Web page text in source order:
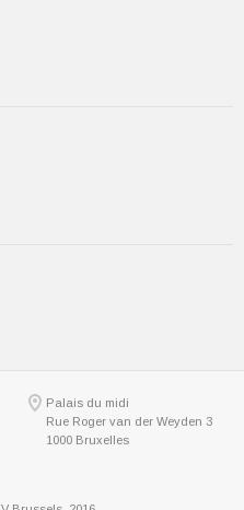
Palais du midi
Rue Roger van der Weyden 3
1000 Bruxelles